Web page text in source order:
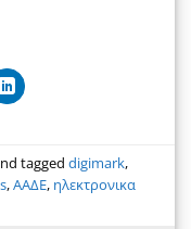
tagged digimark,
,ΑΑΔΕ, ηλεκτρονικα